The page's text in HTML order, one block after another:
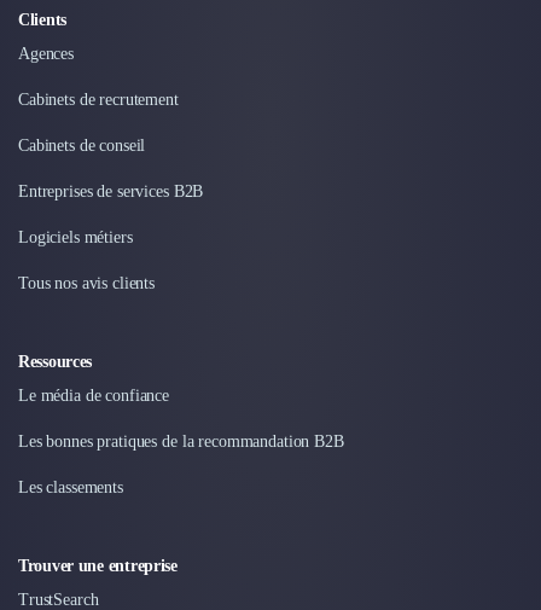
Réalité Virtuelle (VR)
Bureaux d'Entreprise
Impression
Logistique
Traiteur & Restauration
Sourcing et Imports
Office Management
Autres
Réhabilitation et maintenance
Logiciel PropTech
Courtage en Energie
Clubs & Réseaux Professionnels
Espaces de Coworking
Clients
Agences
Cabinets de recrutement
Cabinets de conseil
Entreprises de services B2B
Logiciels métiers
Tous nos avis clients
Ressources
Le média de confiance
Les bonnes pratiques de la recommandation B2B
Les classements
Trouver une entreprise
TrustSearch